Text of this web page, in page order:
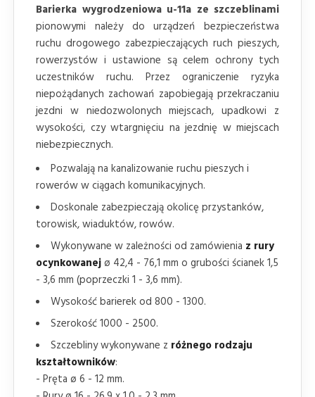
Barierka wygrodzeniowa u-11a ze szczeblinami
pionowymi należy do urządzeń bezpieczeństwa
ruchu drogowego zabezpieczających ruch pieszych,
rowerzystów i ustawione są celem ochrony tych
uczestników ruchu. Przez ograniczenie ryzyka
niepożądanych zachowań zapobiegają przekraczaniu
jezdni w niedozwolonych miejscach, upadkowi z
wysokości, czy wtargnięciu na jezdnię w miejscach
niebezpiecznych.
Pozwalają na kanalizowanie ruchu pieszych i
rowerów w ciągach komunikacyjnych.
Doskonale zabezpieczają okolicę przystanków,
torowisk, wiaduktów, rowów.
Wykonywane w zależności od zamówienia z rury
ocynkowanejø 42,4 - 76,1 mm o grubości ścianek 1,5
- 3,6 mm (poprzeczki 1 - 3,6 mm).
Wysokość barierek od 800 - 1300.
Szerokość 1000 - 2500.
Szczebliny wykonywane z różnego rodzaju
kształtowników:
- Pręta ø 6 - 12 mm.